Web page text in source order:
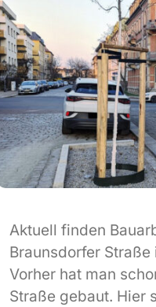
Aktuell finden
Braunsdorfer
Vorher hat man
Straße gebaut. Hier